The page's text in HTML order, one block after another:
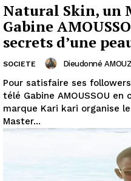
Natural Skin, un
Gabine
secrets d’une
SOCIETE Dieudonné
Pour satisfaire ses
télé Gabine AMOUSSOU
marque Kari kari organise
Master...